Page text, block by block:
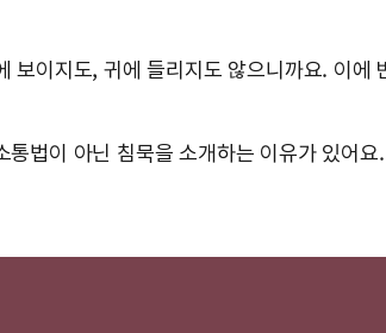
보이지도, 귀에 들리지도 않으니까요. 이
법이 아닌 침묵을 소개하는 이유가 있어